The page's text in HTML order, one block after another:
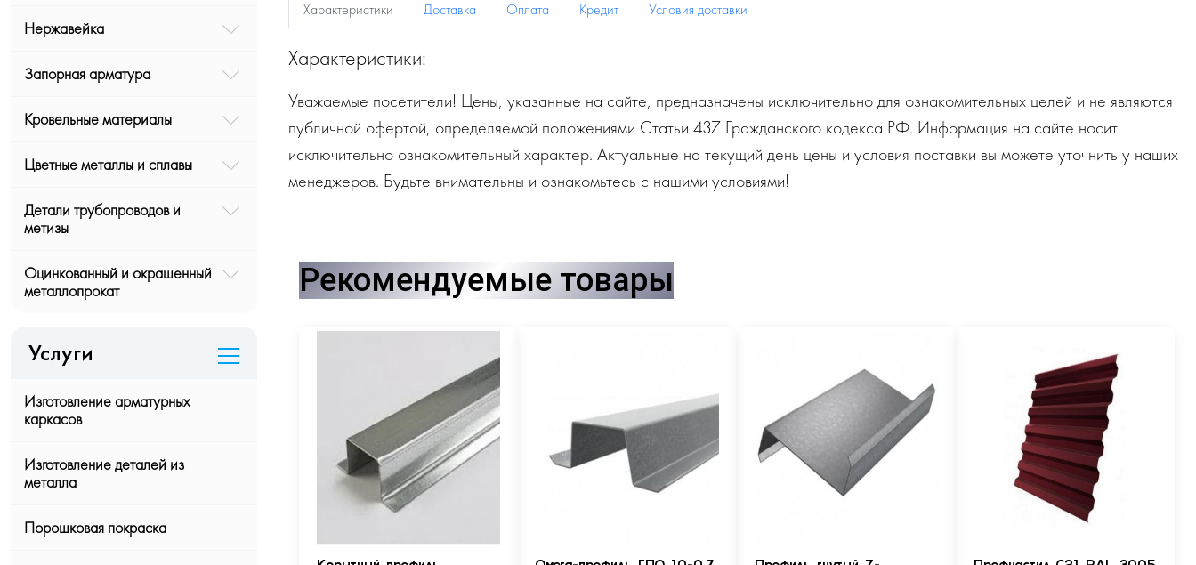
Нержавейка
Запорная арматура
Кровельные материалы
Цветные металлы и сплавы
Детали трубопроводов и
метизы
Оцинкованный и окрашенный
металлопрокат
Услуги
Изготовление арматурных
каркасов
Изготовление деталей из
металла
Порошковая покраска
Характеристики Доставка Оплата Кредит Условия доставки
Характеристики:
Уважаемые посетители! Цены, указанные на сайте, предназначены исключительно для ознакомительных целей и не являются
публичной офертой, определяемой положениями Статьи 437 Гражданского кодекса РФ. Информация на сайте носит
исключительно ознакомительный характер. Актуальные на текущий день цены и условия поставки вы можете уточнить у наших
менеджеров. Будьте внимательны и ознакомьтесь с нашими условиями!
Рекомендуемые товары